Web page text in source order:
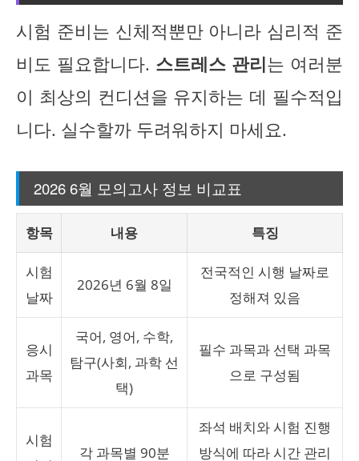
시험 준비는 신체적뿐만 아니라 심리적 준
비도 필요합니다. 스트레스 관리는 여러분
이 최상의 컨디션을 유지하는 데 필수적입
니다. 실수할까 두려워하지 마세요.
2026 6월 모의고사 정보 비교표
항목 내용 특징
시험
날짜
2026년 6월 8일
전국적인 시행 날짜로
정해져 있음
응시
과목
국어, 영어, 수학,
탐구(사회, 과학 선
택)
필수 과목과 선택 과목
으로 구성됨
시험
각 과목별 90분
좌석 배치와 시험 진행
방식에 따라 시간 관리